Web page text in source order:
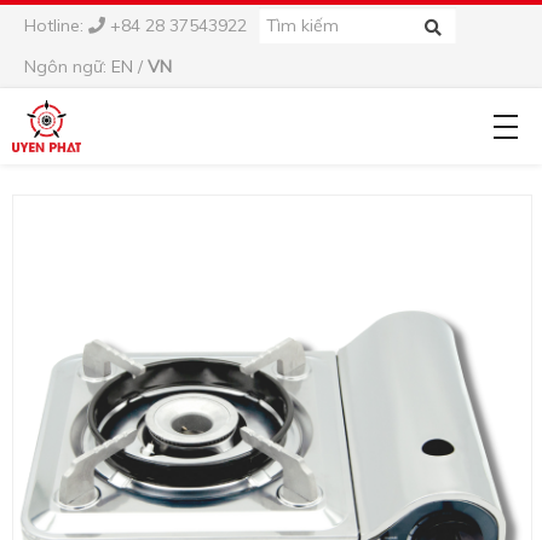
Hotline:
+84 28 37543922
Ngôn ngữ: EN / VN